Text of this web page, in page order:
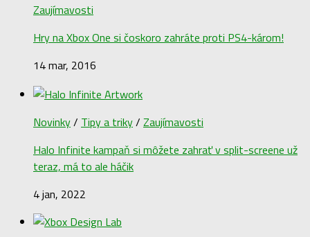
Zaujímavosti
Hry na Xbox One si čoskoro zahráte proti PS4-károm!
14 mar, 2016
Novinky/ Tipy a triky/ Zaujímavosti
Halo Infinite kampaň si môžete zahrať v split-screene už
teraz, má to ale háčik
4 jan, 2022